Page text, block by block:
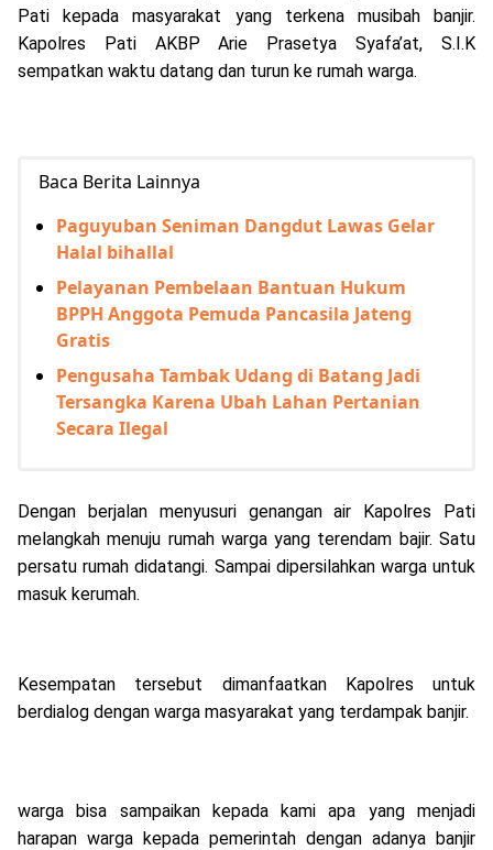
Pati kepada masyarakat yang terkena musibah banjir.
Kapolres Pati AKBP Arie Prasetya Syafa’at, S.I.K
sempatkan waktu datang dan turun ke rumah warga.
Baca Berita Lainnya
Paguyuban Seniman Dangdut Lawas Gelar
Halal bihallal
Pelayanan Pembelaan Bantuan Hukum
BPPH Anggota Pemuda Pancasila Jateng
Gratis
Pengusaha Tambak Udang di Batang Jadi
Tersangka Karena Ubah Lahan Pertanian
Secara Ilegal
Dengan berjalan menyusuri genangan air Kapolres Pati
melangkah menuju rumah warga yang terendam bajir. Satu
persatu rumah didatangi. Sampai dipersilahkan warga untuk
masuk kerumah.
Kesempatan tersebut dimanfaatkan Kapolres untuk
berdialog dengan warga masyarakat yang terdampak banjir.
warga bisa sampaikan kepada kami apa yang menjadi
harapan warga kepada pemerintah dengan adanya banjir